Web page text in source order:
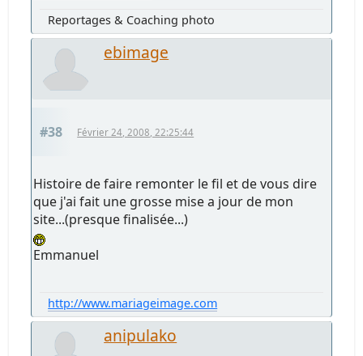
Reportages & Coaching photo
ebimage
#38 Février 24, 2008, 22:25:44
Histoire de faire remonter le fil et de vous dire
que j'ai fait une grosse mise a jour de mon
site...(presque finalisée...)
Emmanuel
http://www.mariageimage.com
anipulako